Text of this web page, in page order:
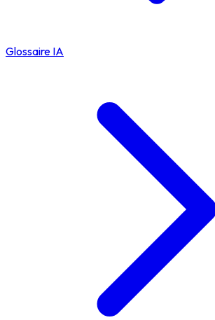
Glossaire IA